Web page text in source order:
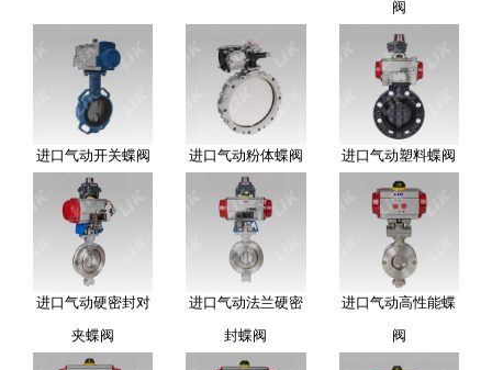
阀
进口气动开关蝶阀 进口气动粉体蝶阀 进口气动塑料蝶阀
进口气动硬密封对
夹蝶阀
进口气动法兰硬密
封蝶阀
进口气动高性能蝶
阀